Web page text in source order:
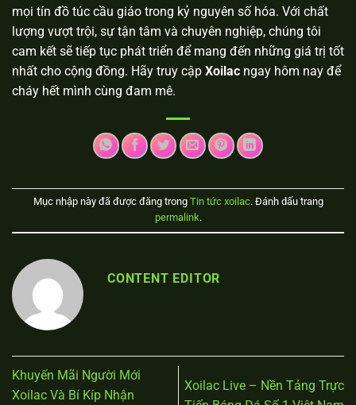
mọi tín đồ túc cầu giáo trong kỷ nguyên số hóa. Với chất
lượng vượt trội, sự tận tâm và chuyên nghiệp, chúng tôi
cam kết sẽ tiếp tục phát triển để mang đến những giá trị tốt
nhất cho cộng đồng. Hãy truy cập Xoilac ngay hôm nay để
cháy hết mình cùng đam mê.
Mục nhập này đã được đăng trong Tin tức xoilac. Đánh dấu trang
permalink.
CONTENT EDITOR
Khuyến Mãi Người Mới
Xoilac Và Bí Kíp Nhận
Xoilac Live – Nền Tảng Trực